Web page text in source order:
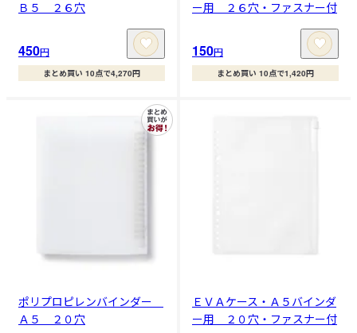
Ｂ５ ２６穴
450円
まとめ買い 10点で4,270円
ー用 ２６穴・ファスナー付
150円
まとめ買い 10点で1,420円
ポリプロピレンバインダー
Ａ５ ２０穴
ＥＶＡケース・Ａ５バインダ
ー用 ２０穴・ファスナー付